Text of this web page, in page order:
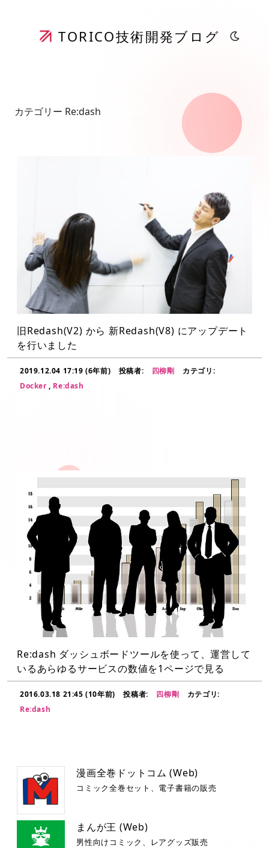
TORICO技術開発ブログ
カテゴリー Re:dash
旧Redash(V2) から 新Redash(V8) にアップデート
を行いました
2019.12.04 17:19 (6年前) 投稿者: 四柳剛
カテゴリ:
Docker, Re:dash
Re:dash ダッシュボードツールを使って、運営して
いるあらゆるサービスの数値を1ページで見る
2016.03.18 21:45 (10年前) 投稿者: 四柳剛
カテゴリ:
Re:dash
漫画全巻ドットコム (Web)
コミック全巻セット、電子書籍の販売
まんが王 (Web)
男性向けコミック、レアグッズ販売